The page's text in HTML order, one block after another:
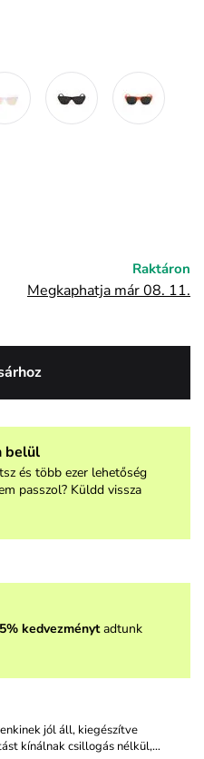
Raktáron
Megkaphatja már 08. 11.
belül
és több ezer lehetőség
passzol? Küldd vissza
kedvezménytadtunk
jól áll, kiegészítve
kínálnak csillogás nélkül,…